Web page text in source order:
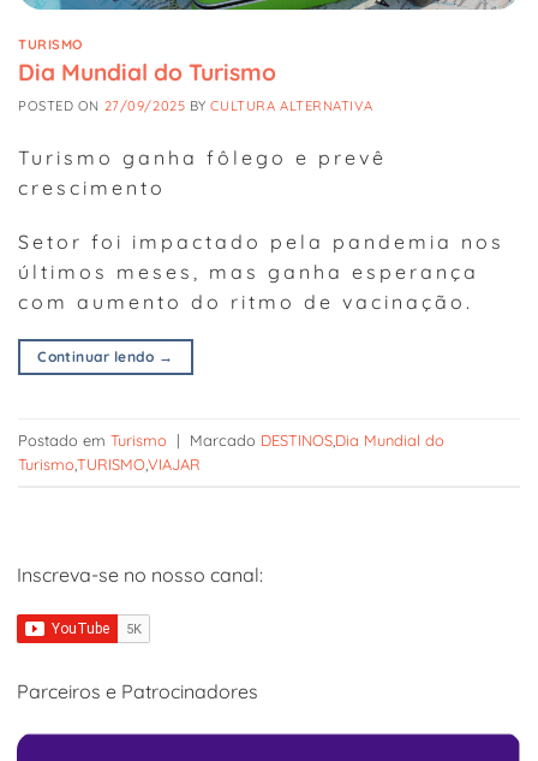
TURISMO
Dia Mundial do Turismo
POSTED ON 27/09/2025 BYCULTURA ALTERNATIVA
Turismo ganha fôlego e prevê
crescimento
Setor foi impactado pela pandemia nos
últimos meses, mas ganha esperança
com aumento do ritmo de vacinação.
Continuar lendo →
Postado em Turismo | Marcado DESTINOSDia Mundial do
TurismoTURISMOVIAJAR
Inscreva-se no nosso canal:
Parceiros e Patrocinadores